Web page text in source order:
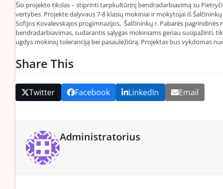
Šio projekto tikslas – stiprinti tarpkultūrinį bendradarbiavimą su
vertybes. Projekte dalyvaus 7-8 klasių mokiniai ir mokytojai iš
Sofijos Kovalevskajos progimnazijos, Šalčininkų r. Pabarės pagrindinės
bendradarbiavimas, sudarantis sąlygas mokiniams geriau susipažinti,
ugdys mokinių toleranciją bei pasaulėžiūrą. Projektas bus vykdomas
Share This
Twitter Facebook LinkedIn Email
Administratorius